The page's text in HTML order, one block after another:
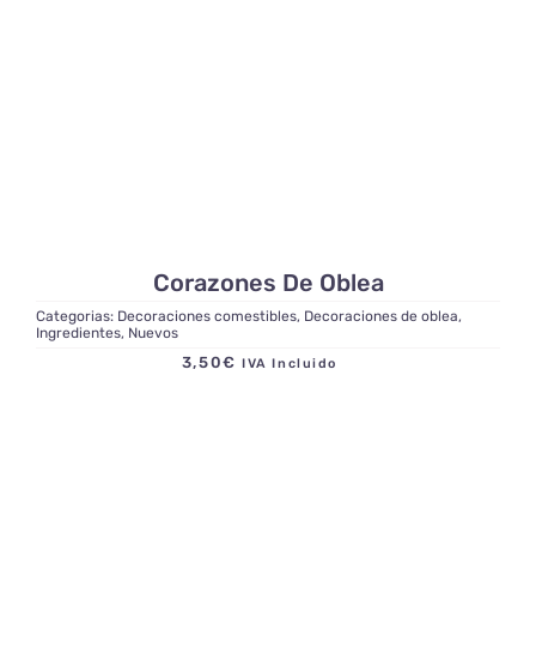
Corazones De Oblea
Categorias: Decoraciones comestibles, Decoraciones de oblea,
Ingredientes, Nuevos
3,50€ IVA Incluido